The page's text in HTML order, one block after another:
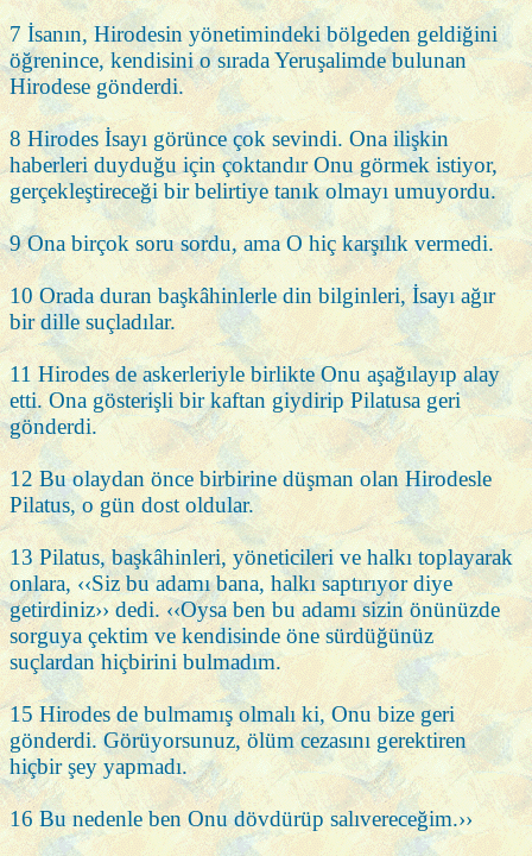
7 İsanın, Hirodesin yönetimindeki bölgeden geldiğini
öğrenince, kendisini o sırada Yeruşalimde bulunan
Hirodese gönderdi.
8 Hirodes İsayı görünce çok sevindi. Ona ilişkin
haberleri duyduğu için çoktandır Onu görmek istiyor,
gerçekleştireceği bir belirtiye tanık olmayı umuyordu.
9 Ona birçok soru sordu, ama O hiç karşılık vermedi.
10 Orada duran başkâhinlerle din bilginleri, İsayı ağır
bir dille suçladılar.
11 Hirodes de askerleriyle birlikte Onu aşağılayıp alay
etti. Ona gösterişli bir kaftan giydirip Pilatusa geri
gönderdi.
12 Bu olaydan önce birbirine düşman olan Hirodesle
Pilatus, o gün dost oldular.
13 Pilatus, başkâhinleri, yöneticileri ve halkı toplayarak
onlara, ‹‹Siz bu adamı bana, halkı saptırıyor diye
getirdiniz›› dedi. ‹‹Oysa ben bu adamı sizin önünüzde
sorguya çektim ve kendisinde öne sürdüğünüz
suçlardan hiçbirini bulmadım.
15 Hirodes de bulmamış olmalı ki, Onu bize geri
gönderdi. Görüyorsunuz, ölüm cezasını gerektiren
hiçbir şey yapmadı.
16 Bu nedenle ben Onu dövdürüp salıvereceğim.››